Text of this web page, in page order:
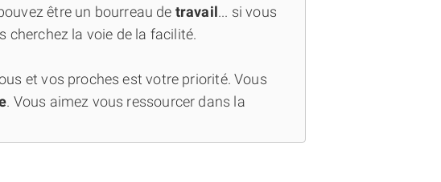
être un bourreau de travail... si vous
cherchez la voie de la facilité.
et vos proches est votre priorité. Vous
. Vous aimez vous ressourcer dans la